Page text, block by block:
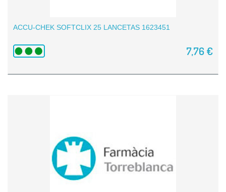
ACCU-CHEK SOFTCLIX 25 LANCETAS 1623451
7,76 €